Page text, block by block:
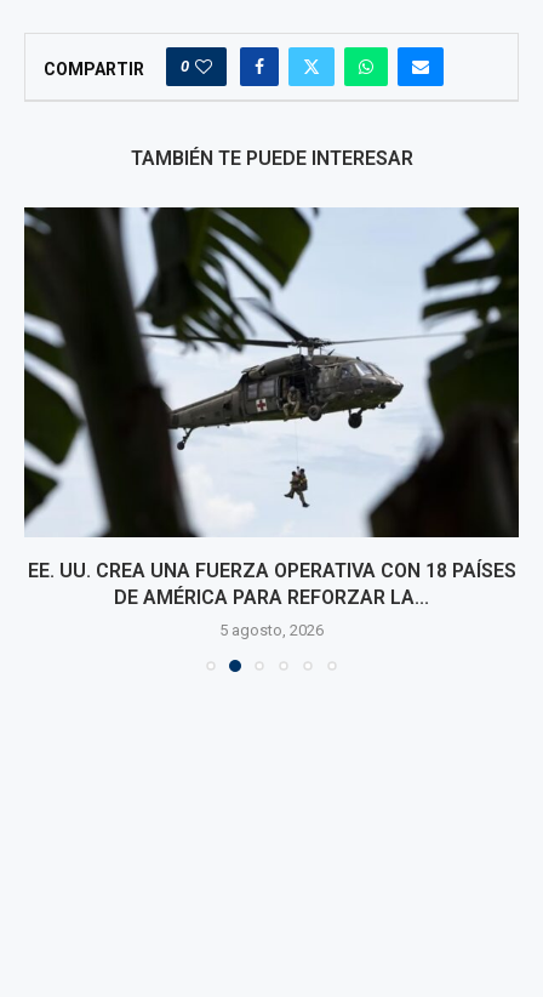
COMPARTIR 0
TAMBIÉN TE PUEDE INTERESAR
EE. UU. CREA UNA FUERZA OPERATIVA CON 18 PAÍSES
DE AMÉRICA PARA REFORZAR LA...
5 agosto, 2026